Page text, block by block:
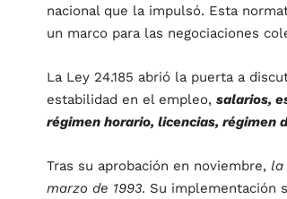
nacional que la impulsó. Esta
un marco para las negociaciones
La Ley 24.185 abrió la puerta a
estabilidad en el empleo, salarios,
régimen horario, licencias, régimen
Tras su aprobación en noviembre, la
marzo de 1993. Su implementación